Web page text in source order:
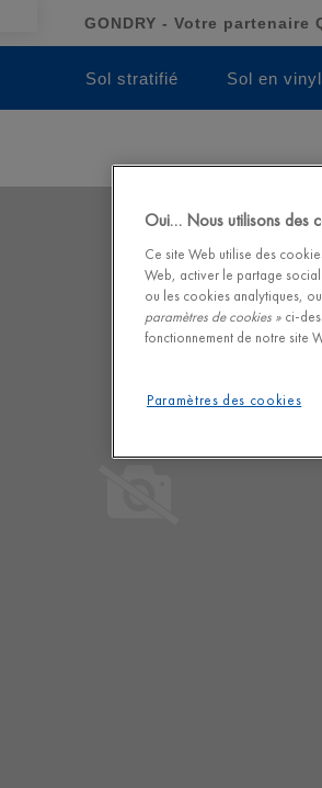
GONDRY - Votre partenaire
Sol stratifié Sol en
Oui… Nous utilisons des
Ce site Web utilise des
Web, activer le partage
ou les cookies analytiques,
paramètres de cookies » ci-
fonctionnement de notre site
Paramètres des cookies